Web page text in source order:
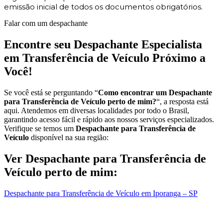
emissão inicial de todos os documentos obrigatórios.
Falar com um despachante
Encontre seu Despachante Especialista
em Transferência de Veículo Próximo a
Você!
Se você está se perguntando “Como encontrar um Despachante
para Transferência de Veículo perto de mim?“, a resposta está
aqui. Atendemos em diversas localidades por todo o Brasil,
garantindo acesso fácil e rápido aos nossos serviços especializados.
Verifique se temos um Despachante para Transferência de
Veículo disponível na sua região:
Ver Despachante para Transferência de
Veículo perto de mim:
Despachante para Transferência de Veículo em Iporanga – SP